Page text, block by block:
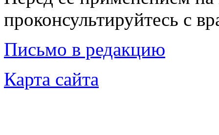
проконсультируйтесь с
Письмо в редакцию
Карта сайта